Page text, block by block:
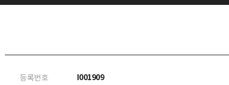
등록번호 I001909